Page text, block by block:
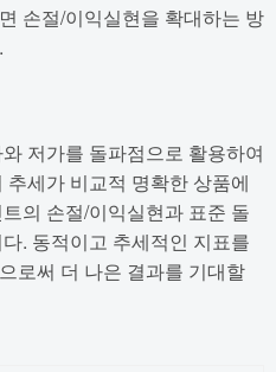
손절/이익실현을 확대하는 방
저가를 돌파점으로 활용하여
세가 비교적 명확한 상품에
의 손절/이익실현과 표준 돌
. 동적이고 추세적인 지표를
로써 더 나은 결과를 기대할